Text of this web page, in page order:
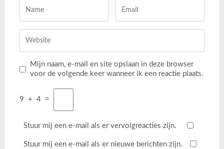
Mijn naam, e-mail en site opslaan in deze browser
voor de volgende keer wanneer ik een reactie plaats.
9 + 4 =
Stuur mij een e-mail als er vervolgreacties zijn.
Stuur mij een e-mail als er nieuwe berichten zijn.